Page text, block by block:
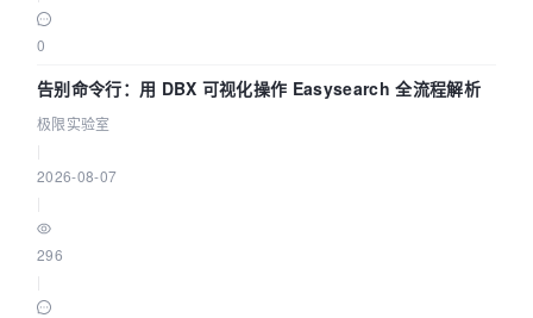
0
告别命令行：用 DBX 可视化操作 Easysearch 全流程解析
极限实验室
2026-08-07
296